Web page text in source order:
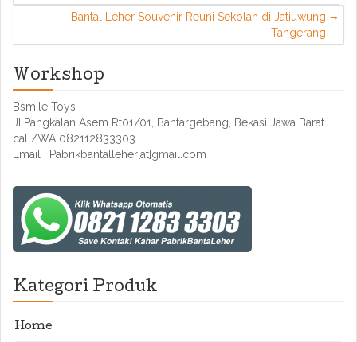
Bantal Leher Souvenir Reuni Sekolah di Jatiuwung
Tangerang
Workshop
Bsmile Toys
Jl.Pangkalan Asem Rt01/01, Bantargebang, Bekasi Jawa Barat
call/WA 082112833303
Email : Pabrikbantalleher[at]gmail.com
Kategori Produk
Home